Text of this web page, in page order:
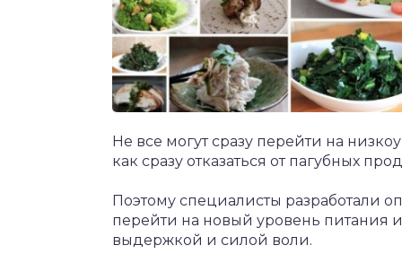
Не все могут сразу перейти на
как сразу отказаться от пагубных
Поэтому специалисты разработали
перейти на новый уровень питания
выдержкой и силой воли.